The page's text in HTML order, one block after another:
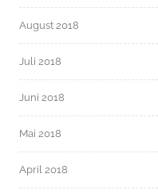
August 2018
Juli 2018
Juni 2018
Mai 2018
April 2018